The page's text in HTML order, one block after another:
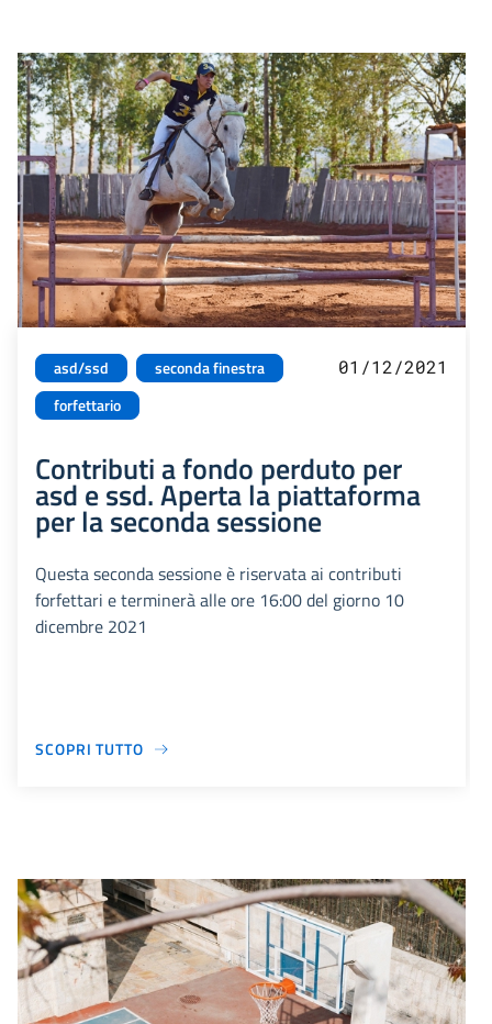
asd/ssd
seconda finestra
forfettario
01/12/2021
Contributi a fondo perduto per
asd e ssd. Aperta la piattaforma
per la seconda sessione
Questa seconda sessione è riservata ai contributi
forfettari e terminerà alle ore 16:00 del giorno 10
dicembre 2021
SCOPRI TUTTO